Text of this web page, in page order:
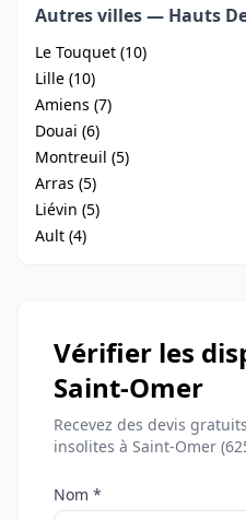
Autres villes — Hauts
Le Touquet (10)
Lille (10)
Amiens (7)
Douai (6)
Montreuil (5)
Arras (5)
Liévin (5)
Ault (4)
Vérifier les
Saint-Omer
Recevez des devis
insolites à Saint-Omer
Nom *